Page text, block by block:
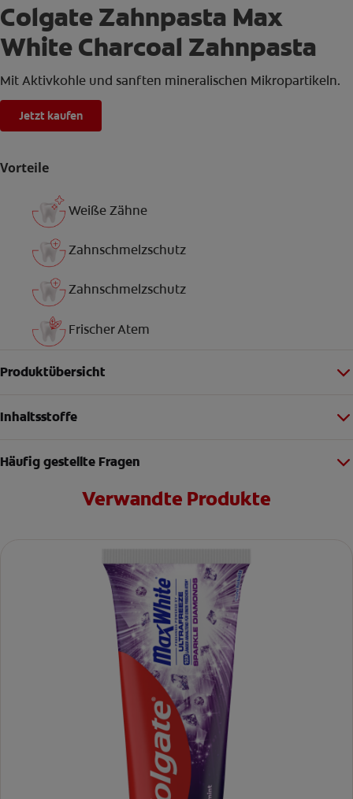
Colgate Zahnpasta Max
White Charcoal Zahnpasta
Mit Aktivkohle und sanften mineralischen Mikropartikeln.
Jetzt kaufen
Vorteile
Weiße Zähne
Zahnschmelzschutz
Zahnschmelzschutz
Frischer Atem
Produktübersicht
Inhaltsstoffe
Häufig gestellte Fragen
Verwandte Produkte